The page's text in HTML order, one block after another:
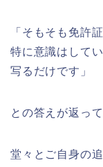
「そもそも免許
特に意識はして
写るだけです」
との答えが返っ
堂々とご自身の